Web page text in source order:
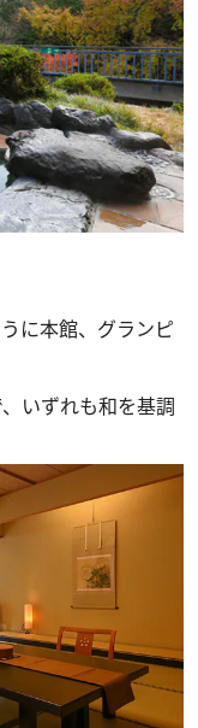
に本館、グランピ
いずれも和を基調